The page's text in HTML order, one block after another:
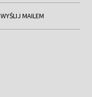
WYŚLIJ MAILEM